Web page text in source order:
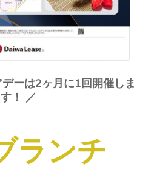
ーは2ヶ月に1回開催しま
す！ ／
ランチ